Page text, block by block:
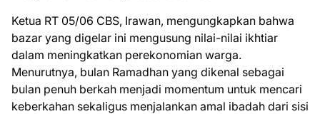
Ketua RT 05/06 CBS, Irawan, mengungkapkan bahwa
bazar yang digelar ini mengusung nilai-nilai ikhtiar
dalam meningkatkan perekonomian warga.
Menurutnya, bulan Ramadhan yang dikenal sebagai
bulan penuh berkah menjadi momentum untuk mencari
keberkahan sekaligus menjalankan amal ibadah dari sisi